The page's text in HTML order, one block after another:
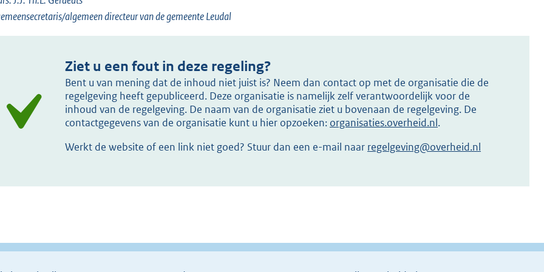
algemeen directeur van de gemeente Leudal
Ziet u een fout in deze regeling?
Bent u van mening dat de inhoud niet juist is? Neem dan contact op met de organisatie die de
regelgeving heeft gepubliceerd. Deze organisatie is namelijk zelf verantwoordelijk voor de
inhoud van de regelgeving. De naam van de organisatie ziet u bovenaan de regelgeving. De
contactgegevens van de organisatie kunt u hier opzoeken: organisaties.overheid.nl.
Werkt de website of een link niet goed? Stuur dan een e-mail naar regelgeving@overheid.nl